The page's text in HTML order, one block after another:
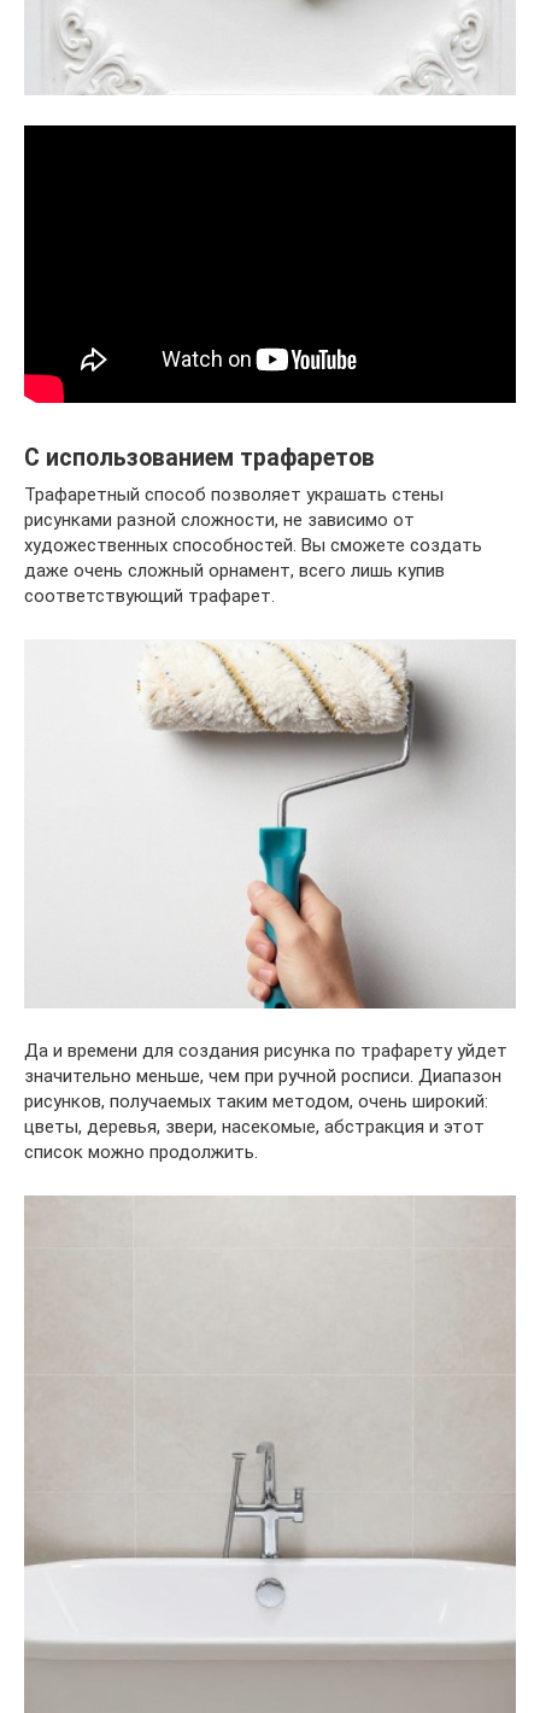
С использованием трафаретов
Трафаретный способ позволяет украшать стены
рисунками разной сложности, не зависимо от
художественных способностей. Вы сможете создать
даже очень сложный орнамент, всего лишь купив
соответствующий трафарет.
Да и времени для создания рисунка по трафарету уйдет
значительно меньше, чем при ручной росписи. Диапазон
рисунков, получаемых таким методом, очень широкий:
цветы, деревья, звери, насекомые, абстракция и этот
список можно продолжить.